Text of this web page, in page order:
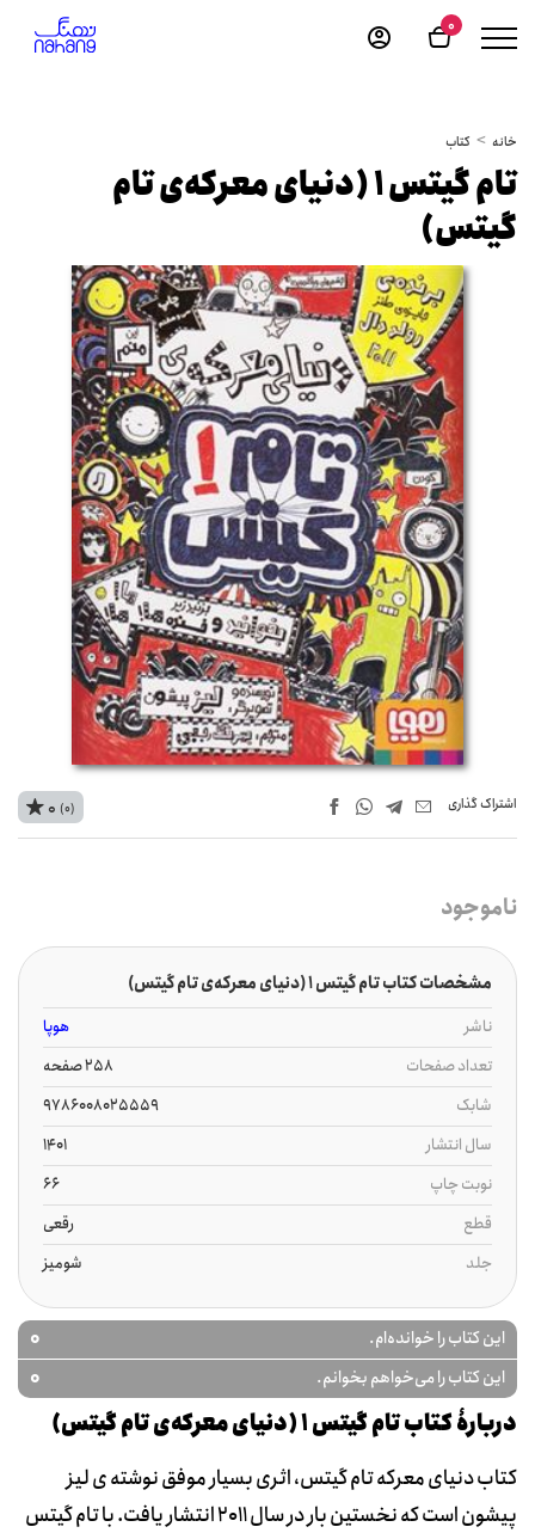
0
خانه کتاب
تام گیتس 1 (دنیای معرکه‌ی تام
گیتس)
اشتراک‌ گذاری 0 (0)
ناموجود
مشخصات کتاب تام گیتس 1 (دنیای معرکه‌ی تام گیتس)
ناشر
هوپا
تعداد صفحات
258 صفحه
شابک
9786008025559
سال انتشار
1401
نوبت چاپ
66
قطع
رقعی
جلد
شومیز
این کتاب را خوانده‌ام. 0
این کتاب را می‌خواهم بخوانم. 0
دربارۀ کتاب تام گیتس 1 (دنیای معرکه‌ی تام گیتس)
کتاب دنیای معرکه تام گیتس، اثری بسیار موفق نوشته ی لیز
پیشون است که نخستین بار در سال 2011 انتشار یافت. با تام گیتس